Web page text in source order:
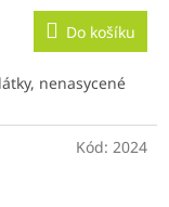
Do košíku
nenasycené
Kód: 2024